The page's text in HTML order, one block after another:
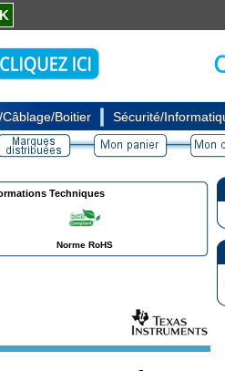
Boitier Sécurité/
Techniques
Norme RoHS